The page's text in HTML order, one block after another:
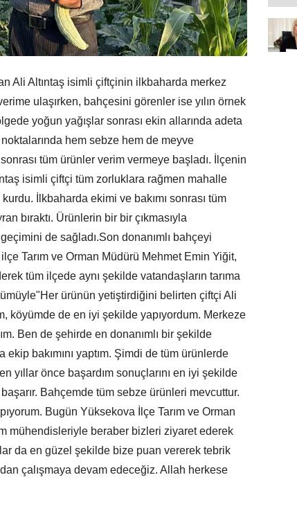
Ali Altıntaş isimli çiftçinin ilkbaharda merkez
ulaşırken, bahçesini görenler ise yılın örnek
yoğun yağışlar sonrası ekin allarında adeta
noktalarında hem sebze hem de meyve
tüm ürünler verim vermeye başladı. İlçenin
isimli çiftçi tüm zorluklara rağmen mahalle
İlkbaharda ekimi ve bakımı sonrası tüm
bıraktı. Ürünlerin bir bir çıkmasıyla
de sağladı.Son donanımlı bahçeyi
Tarım ve Orman Müdürü Mehmet Emin Yiğit,
tüm ilçede aynı şekilde vatandaşların tarıma
ürünün yetiştirdiğini belirten çiftçi Ali
köyümde de en iyi şekilde yapıyordum. Merkeze
Ben de şehirde en donanımlı bir şekilde
bakımını yaptım. Şimdi de tüm ürünlerde
yıllar önce başardım sonuçlarını en iyi şekilde
Bahçemde tüm sebze ürünleri mevcuttur.
Bugün Yüksekova İlçe Tarım ve Orman
mühendisleriyle beraber bizleri ziyaret ederek
da en güzel şekilde bize puan vererek tebrik
çalışmaya devam edeceğiz. Allah herkese